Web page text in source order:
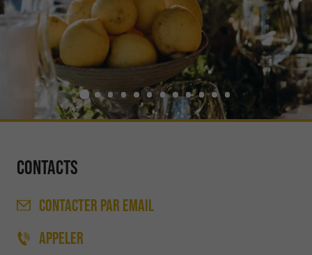
Contacts
CONTACTER PAR EMAIL
APPELER